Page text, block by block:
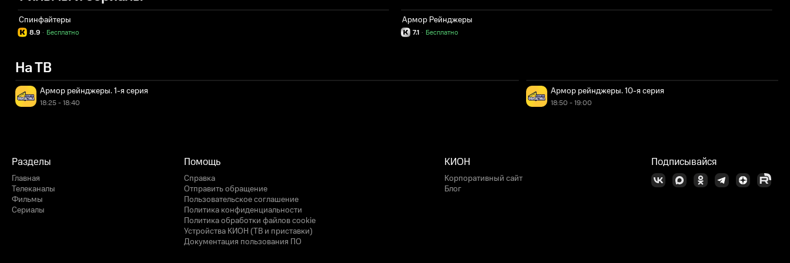
Спинфайтеры
8.9 Бесплатно
·
Армор Рейнджеры
7.1 Бесплатно
·
На ТВ
Армор рейнджеры. 1-я серия
18:25 - 18:40
Армор рейнджеры. 10-я серия
18:50 - 19:00
Разделы
Главная
Телеканалы
Фильмы
Сериалы
Помощь
Справка
Отправить обращение
Пользовательское соглашение
Политика конфиденциальности
Политика обработки файлов cookie
Устройства КИОН (ТВ и приставки)
Документация пользования ПО
КИОН
Корпоративный сайт
Блог
Подписывайся